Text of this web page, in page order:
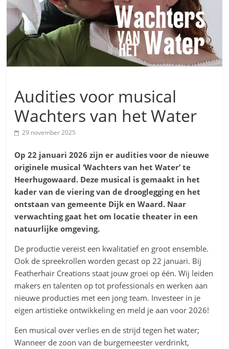
Audities voor musical
Wachters van het Water
29 november 2025
Op 22 januari 2026 zijn er audities voor de nieuwe
originele musical ‘Wachters van het Water’ te
Heerhugowaard. Deze musical is gemaakt in het
kader van de viering van de drooglegging en het
ontstaan van gemeente Dijk en Waard. Naar
verwachting gaat het om locatie theater in een
natuurlijke omgeving.
De productie vereist een kwalitatief en groot ensemble.
Ook de spreekrollen worden gecast op 22 januari. Bij
Featherhair Creations staat jouw groei op één. Wij leiden
makers en talenten op tot professionals en werken aan
nieuwe producties met een jong team. Investeer in je
eigen artistieke ontwikkeling en meld je aan voor 2026!
Een musical over verlies en de strijd tegen het water;
Wanneer de zoon van de burgemeester verdrinkt,